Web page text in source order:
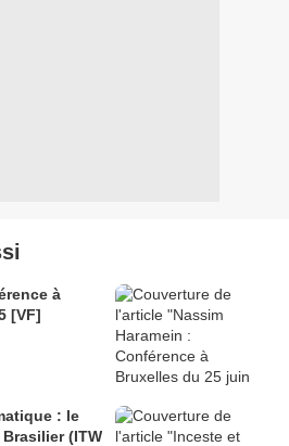
à
[VF]
: le
(ITW